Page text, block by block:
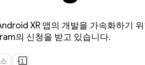
요. 지금 신
XR 앱의 개발을 가속화하기
의 신청을 받고 있습니다.
+1